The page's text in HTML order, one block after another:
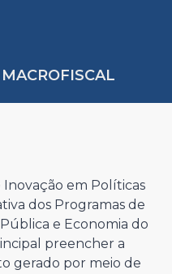
Inovação em Políticas
dos Programas de
e Economia do
preencher a
gerado por meio de